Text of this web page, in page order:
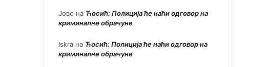
Јово на Ћосић: Полиција ће наћи одговор на
криминалне обрачуне
Iskra на Ћосић: Полиција ће наћи одговор на
криминалне обрачуне